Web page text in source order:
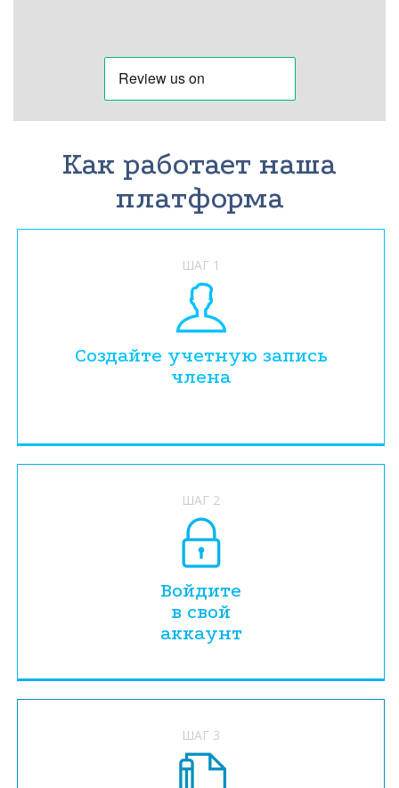
Как работает наша
платформа
ШАГ 1
Создайте учетную запись
члена
ШАГ 2
Войдите
в свой
аккаунт
ШАГ 3